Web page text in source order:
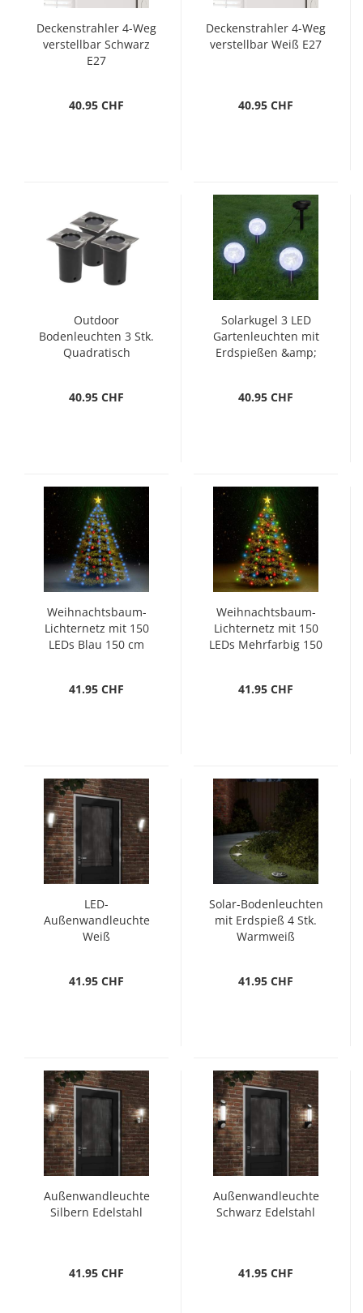
Deckenstrahler 4-Weg
verstellbar Schwarz
E27
40.95 CHF
Deckenstrahler 4-Weg
verstellbar Weiß E27
40.95 CHF
Outdoor
Bodenleuchten 3 Stk.
Quadratisch
40.95 CHF
Solarkugel 3 LED
Gartenleuchten mit
Erdspießen &amp;
40.95 CHF
Weihnachtsbaum-
Lichternetz mit 150
LEDs Blau 150 cm
41.95 CHF
Weihnachtsbaum-
Lichternetz mit 150
LEDs Mehrfarbig 150
41.95 CHF
LED-
Außenwandleuchte
Weiß
41.95 CHF
Solar-Bodenleuchten
mit Erdspieß 4 Stk.
Warmweiß
41.95 CHF
Außenwandleuchte
Silbern Edelstahl
41.95 CHF
Außenwandleuchte
Schwarz Edelstahl
41.95 CHF